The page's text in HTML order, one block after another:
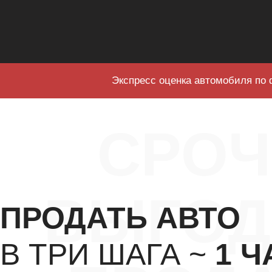
Экспресс оценка автомобиля
ПРОДАТЬ АВТО
В ТРИ ШАГА ~ 1